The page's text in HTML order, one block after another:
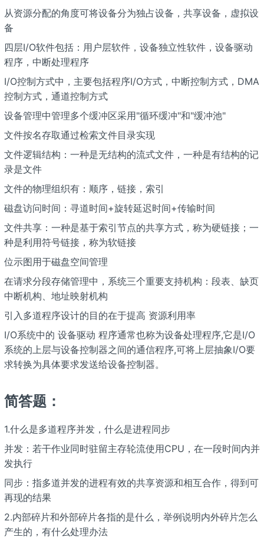
从资源分配的角度可将设备分为独占设备，共享设备，虚拟设
备
四层I/O软件包括：用户层软件，设备独立性软件，设备驱动
程序，中断处理程序
I/O控制方式中，主要包括程序I/O方式，中断控制方式，DMA
控制方式，通道控制方式
设备管理中管理多个缓冲区采用"循环缓冲"和"缓冲池"
文件按名存取通过检索文件目录实现
文件逻辑结构：一种是无结构的流式文件，一种是有结构的记
录是文件
文件的物理组织有：顺序，链接，索引
磁盘访问时间：寻道时间+旋转延迟时间+传输时间
文件共享：一种是基于索引节点的共享方式，称为硬链接；一
种是利用符号链接，称为软链接
位示图用于磁盘空间管理
在请求分段存储管理中，系统三个重要支持机构：段表、缺页
中断机构、地址映射机构
引入多道程序设计的目的在于提高 资源利用率
I/O系统中的 设备驱动 程序通常也称为设备处理程序,它是I/O
系统的上层与设备控制器之间的通信程序,可将上层抽象I/O要
求转换为具体要求发送给设备控制器。
简答题：
1.什么是多道程序并发，什么是进程同步
并发：若干作业同时驻留主存轮流使用CPU，在一段时间内并
发执行
同步：指多道并发的进程有效的共享资源和相互合作，得到可
再现的结果
2.内部碎片和外部碎片各指的是什么，举例说明内外碎片怎么
产生的，有什么处理办法